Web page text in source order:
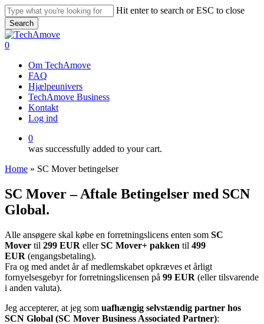
Skip
to
main
content
Hit enter to search or ESC to close
Search
Close
Search
0
Om TechAmove
FAQ
Hjælpeunivers
TechAmove Business
Kontakt
Log ind
0
was successfully added to your cart.
Home » SC Mover betingelser
SC Mover – Aftale Betingelser med SCN
Global.
Alle ansøgere skal købe en forretningslicens enten som SC
Mover til 299 EUR ellerSC Mover+ pakken til 499
EUR (engangsbetaling).
Fra og med andet år af medlemskabet opkræves et årligt
fornyelsesgebyr for forretningslicensen på 99 EUR (eller tilsvarende
i anden valuta).
Jeg accepterer, at jeg som uafhængig selvstændig partner hos
SCN Global (SC Mover Business Associated Partner):